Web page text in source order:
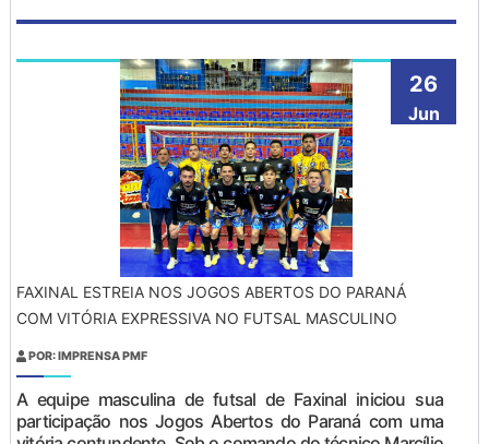
26
Jun
FAXINAL ESTREIA NOS JOGOS ABERTOS DO PARANÁ
COM VITÓRIA EXPRESSIVA NO FUTSAL MASCULINO
POR: IMPRENSA PMF
A equipe masculina de futsal de Faxinal iniciou sua
participação nos Jogos Abertos do Paraná com uma